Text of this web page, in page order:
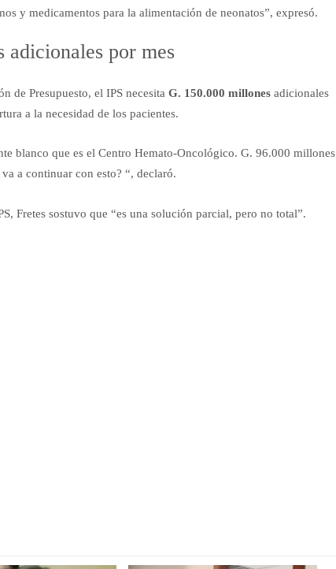
y medicamentos para la alimentación de neonatos”, expresó.
adicionales por mes
de Presupuesto, el IPS necesita G. 150.000 millones adicionales
a la necesidad de los pacientes.
blanco que es el Centro Hemato-Oncológico. G. 96.000 millones
a continuar con esto? “, declaró.
Fretes sostuvo que “es una solución parcial, pero no total”.